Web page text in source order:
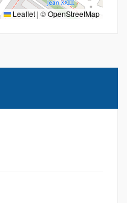
Leaflet | ©OpenStreetMap